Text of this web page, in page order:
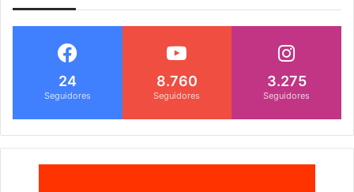
24
Seguidores
8.760
Seguidores
3.275
Seguidores